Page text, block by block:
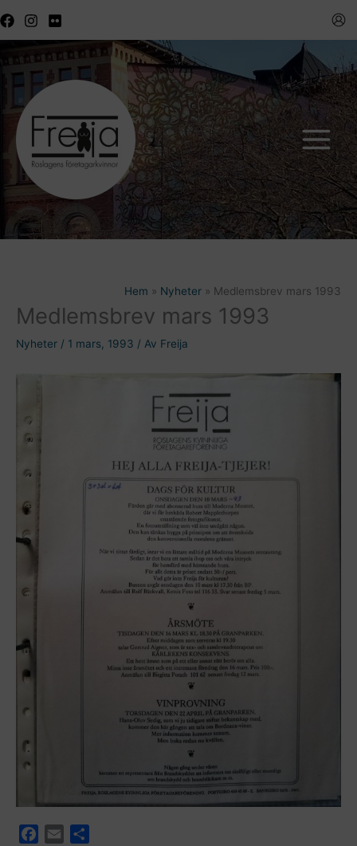
till
Hem Nyheter Medlemsbrev mars 1993
Medlemsbrev mars 1993
Nyheter / 1 mars, 1993 / Av Freija